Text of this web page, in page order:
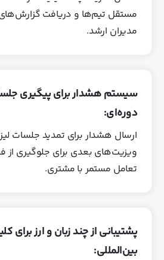
مستقل تیم‌ها و دریافت
مدیران ارشد.
سیستم هشدار برای پیگیری
دوره‌ای:
ارسال هشدار برای تمدید جلسات
ویزیت‌های بعدی برای جلوگیری
تعامل مستمر با مشتری.
پشتیبانی از چند زبان و ارز برای
بین‌المللی: